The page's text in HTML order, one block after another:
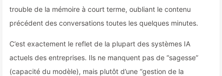
trouble de la mémoire à court terme, oubliant le contenu
précédent des conversations toutes les quelques minutes.
C’est exactement le reflet de la plupart des systèmes IA
actuels des entreprises. Ils ne manquent pas de “sagesse”
(capacité du modèle), mais plutôt d’une “gestion de la